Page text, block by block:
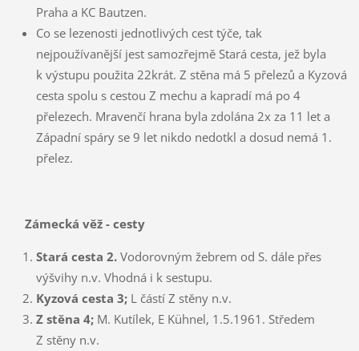
Praha a KC Bautzen.
Co se lezenosti jednotlivých cest týče, tak
nejpoužívanější jest samozřejmě Stará cesta, jež byla
k výstupu použita 22krát. Z stěna má 5 přelezů a Kyzová
cesta spolu s cestou Z mechu a kapradí má po 4
přelezech. Mravenčí hrana byla zdolána 2x za 11 let a
Západní spáry se 9 let nikdo nedotkl a dosud nemá 1.
přelez.
Zámecká věž - cesty
Stará cesta 2. Vodorovným žebrem od S. dále přes
výšvihy n.v. Vhodná i k sestupu.
Kyzová cesta 3; L částí Z stěny n.v.
Z stěna 4;M. Kutílek, E Kühnel, 1.5.1961. Středem
Z stěny n.v.